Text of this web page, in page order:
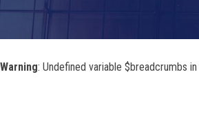
Warning: Undefined variable $breadcrumbs in